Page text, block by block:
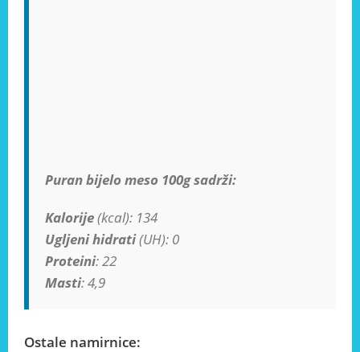
Puran bijelo meso 100g sadrži:
Kalorije(kcal): 134
Ugljeni hidrati(UH): 0
Proteini: 22
Masti: 4,9
Ostale namirnice: